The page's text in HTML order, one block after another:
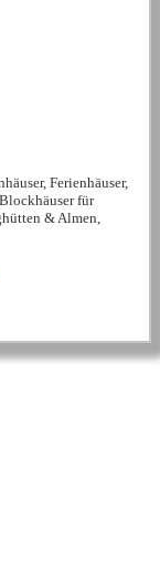
Ferienhäuser,
für
& Almen,